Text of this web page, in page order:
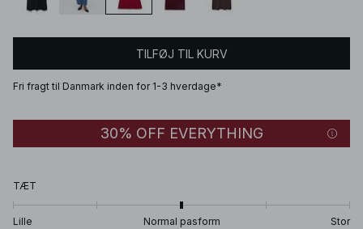
TILFØJ TIL KURV
Fri fragt til Danmark inden for 1-3 hverdage*
30% OFF EVERYTHING
TÆT
Lille Normal pasform Stor